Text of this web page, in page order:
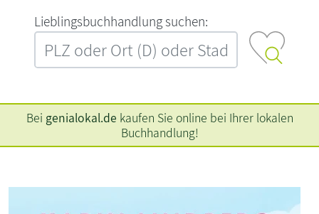
L‍i‍e‍b‍l‍i‍n‍g‍s‍b‍u‍c‍h‍h‍a‍n‍d‍l‍u‍n‍g‍ ‍s‍u‍c‍h‍e‍n‍:‍
Bei genialokal.de kaufen Sie online bei Ihrer lokalen
Buchhandlung!